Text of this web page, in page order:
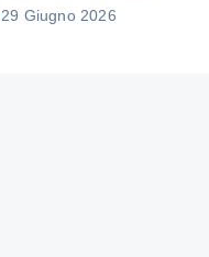
29 Giugno 2026